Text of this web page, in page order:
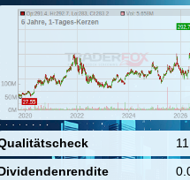
11
operations teams and
users. Its platform integrates
automates
monitoring,
performance monitoring and
management to provide real-
observability of its
entire technology stack.
company was founded by
Pomel and Alexis Lê-
June 4, 2010 and is
in New York,